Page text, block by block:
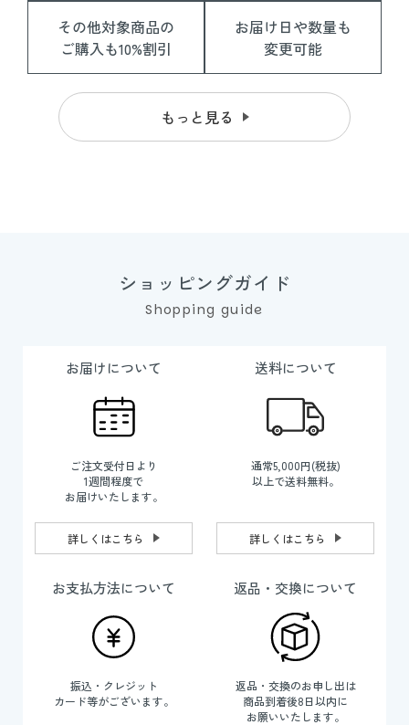
その他対象商品の
ご購入も10%割引
お届け日や数量も
変更可能
もっと見る
ショッピングガイド
Shopping guide
お届けについて
ご注文受付日より
1週間程度で
お届けいたします。
詳しくはこちら
送料について
通常5,000円(税抜)
以上で送料無料。
詳しくはこちら
お支払方法について
振込・クレジット
カード等がございます。
返品・交換について
返品・交換のお申し出は
商品到着後8日以内に
お願いいたします。